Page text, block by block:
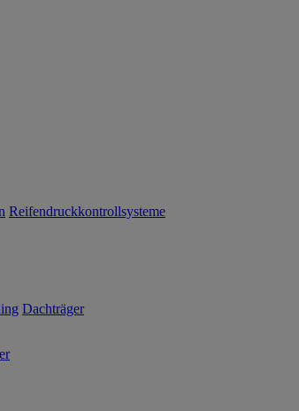
Reifendruckkontrollsysteme
Dachträger